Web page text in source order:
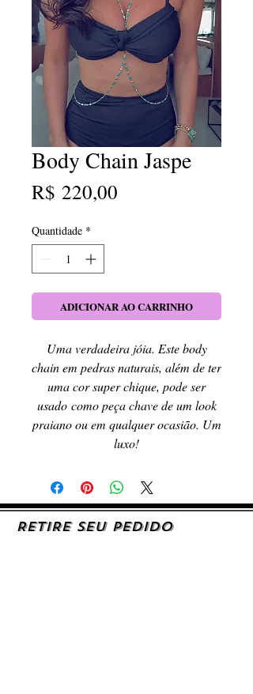
Body Chain Jaspe
R$ 220,00
Quantidade *
ADICIONAR AO CARRINHO
Uma verdadeira jóia. Este body
chain em pedras naturais, além de ter
uma cor super chique, pode ser
usado como peça chave de um look
praiano ou em qualquer ocasião. Um
luxo!
RETIRE SEU PEDIDO